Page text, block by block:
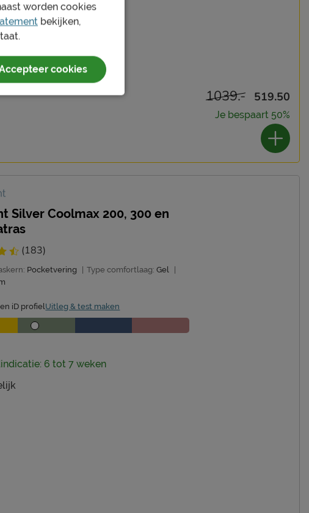
1039.- 519.50
Je bespaart 50%
Silver Coolmax 200, 300 en
(183)
Pocketvering Type comfortlaag: Gel
iD profielUitleg & test maken
6 tot 7 weken
worden cookies
bekijken,
cookies